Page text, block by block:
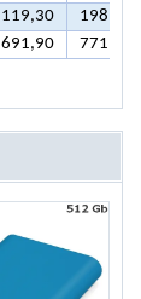
119,30
198,40
691,90 771,00